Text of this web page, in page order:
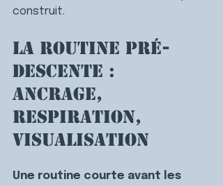
construit.
La routine pré-
descente :
ancrage,
respiration,
visualisation
Une routine courte avant les